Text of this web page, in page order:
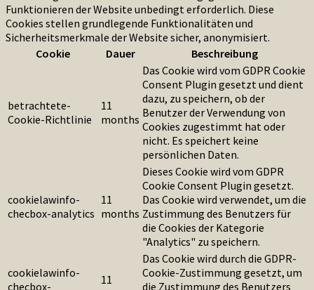
Funktionieren der Website unbedingt erforderlich. Diese
Cookies stellen grundlegende Funktionalitäten und
Sicherheitsmerkmale der Website sicher, anonymisiert.
Cookie
Dauer Beschreibung
betrachtete-
Cookie-Richtlinie
11
months
Das Cookie wird vom GDPR Cookie
Consent Plugin gesetzt und dient
dazu, zu speichern, ob der
Benutzer der Verwendung von
Cookies zugestimmt hat oder
nicht. Es speichert keine
persönlichen Daten.
cookielawinfo-
checbox-analytics
11
months
Dieses Cookie wird vom GDPR
Cookie Consent Plugin gesetzt.
Das Cookie wird verwendet, um die
Zustimmung des Benutzers für
die Cookies der Kategorie
"Analytics" zu speichern.
cookielawinfo-
checbox-
11
Das Cookie wird durch die GDPR-
Cookie-Zustimmung gesetzt, um
die Zustimmung des Benutzers